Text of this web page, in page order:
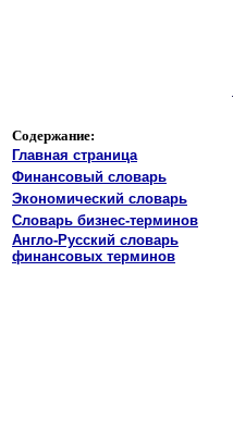
Содержание:
Главная страница
Финансовый словарь
Экономический словарь
Словарь бизнес-терминов
Англо-Русский словарь
финансовых терминов